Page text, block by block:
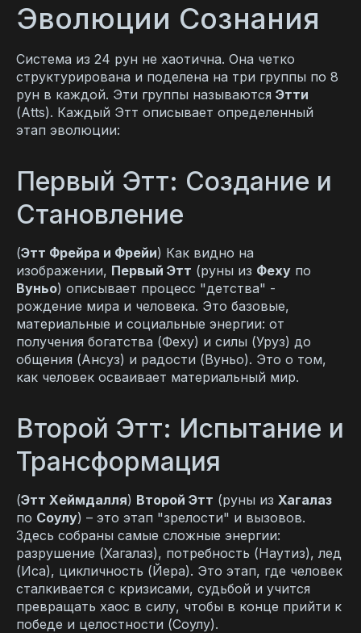
Эволюции Сознания
Система из 24 рун не хаотична. Она четко
структурирована и поделена на три группы по 8
рун в каждой. Эти группы называются Этти
(Atts). Каждый Этт описывает определенный
этап эволюции:
Первый Этт: Создание и
Становление
(Этт Фрейра и Фрейи) Как видно на
изображении, Первый Этт (руны из Феху по
Вуньо) описывает процесс "детства" -
рождение мира и человека. Это базовые,
материальные и социальные энергии: от
получения богатства (Феху) и силы (Уруз) до
общения (Ансуз) и радости (Вуньо). Это о том,
как человек осваивает материальный мир.
Второй Этт: Испытание и
Трансформация
(Этт Хеймдалля) Второй Этт (руны из Хагалаз
по Соулу) – это этап "зрелости" и вызовов.
Здесь собраны самые сложные энергии:
разрушение (Хагалаз), потребность (Наутиз), лед
(Иса), цикличность (Йера). Это этап, где человек
сталкивается с кризисами, судьбой и учится
превращать хаос в силу, чтобы в конце прийти к
победе и целостности (Соулу).